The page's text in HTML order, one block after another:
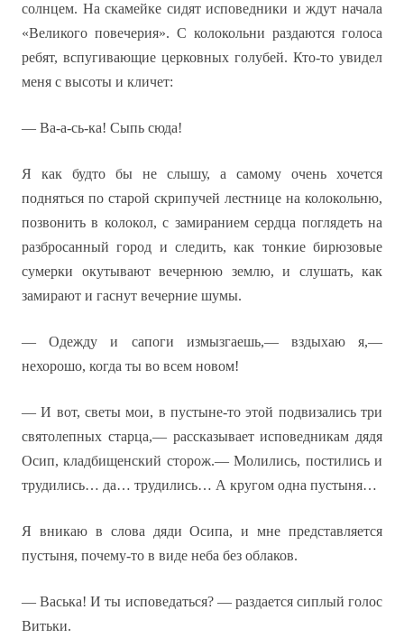
солнцем. На скамейке сидят исповедники и ждут начала
«Великого повечерия». С колокольни раздаются голоса
ребят, вспугивающие церковных голубей. Кто-то увидел
меня с высоты и кличет:
— Ва-а-сь-ка! Сыпь сюда!
Я как будто бы не слышу, а самому очень хочется
подняться по старой скрипучей лестнице на колокольню,
позвонить в колокол, с замиранием сердца поглядеть на
разбросанный город и следить, как тонкие бирюзовые
сумерки окутывают вечернюю землю, и слушать, как
замирают и гаснут вечерние шумы.
— Одежду и сапоги измызгаешь,— вздыхаю я,—
нехорошо, когда ты во всем новом!
— И вот, светы мои, в пустыне-то этой подвизались три
святолепных старца,— рассказывает исповедникам дядя
Осип, кладбищенский сторож.— Молились, постились и
трудились… да… трудились… А кругом одна пустыня…
Я вникаю в слова дяди Осипа, и мне представляется
пустыня, почему-то в виде неба без облаков.
— Васька! И ты исповедаться? — раздается сиплый голос
Витьки.